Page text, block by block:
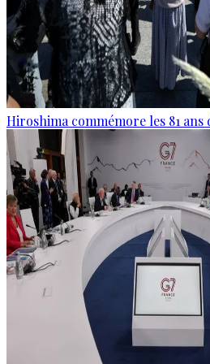
Hiroshima commémore les 81